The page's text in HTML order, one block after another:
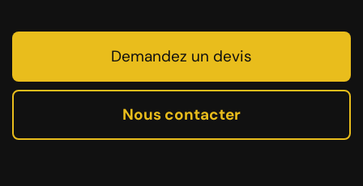
Demandez un devis
Nous contacter